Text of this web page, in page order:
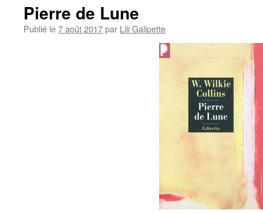
Pierre de Lune
Publié le7 août 2017par Lili Galipette